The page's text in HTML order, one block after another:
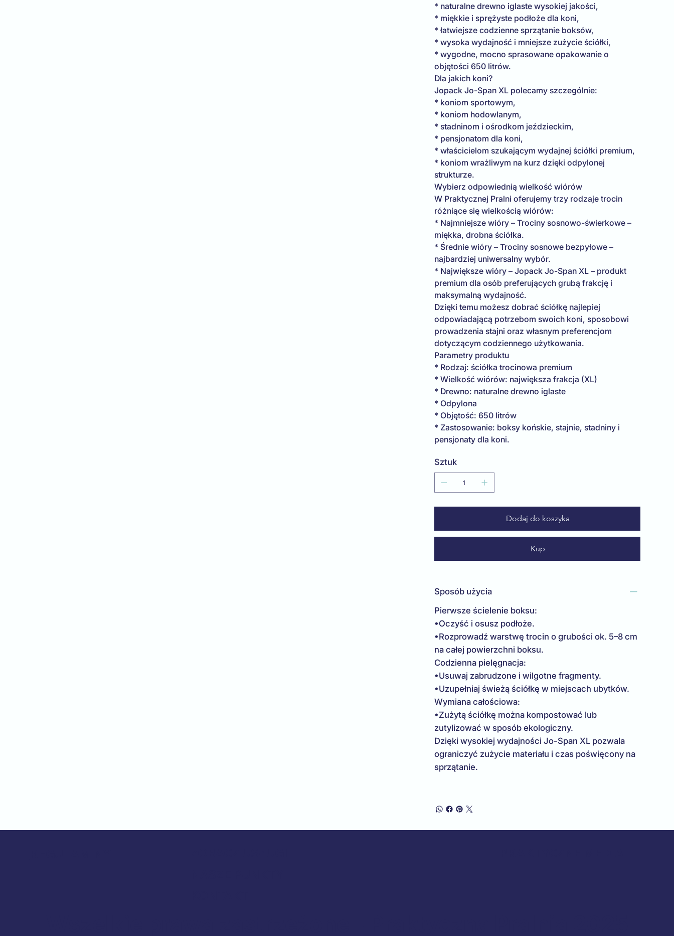
* naturalne drewno iglaste wysokiej jakości,
* miękkie i sprężyste podłoże dla koni,
* łatwiejsze codzienne sprzątanie boksów,
* wysoka wydajność i mniejsze zużycie ściółki,
* wygodne, mocno sprasowane opakowanie o
objętości 650 litrów.
Dla jakich koni?
Jopack Jo-Span XL polecamy szczególnie:
* koniom sportowym,
* koniom hodowlanym,
* stadninom i ośrodkom jeździeckim,
* pensjonatom dla koni,
* właścicielom szukającym wydajnej ściółki premium,
* koniom wrażliwym na kurz dzięki odpylonej
strukturze.
Wybierz odpowiednią wielkość wiórów
W Praktycznej Pralni oferujemy trzy rodzaje trocin
różniące się wielkością wiórów:
* Najmniejsze wióry – Trociny sosnowo-świerkowe –
miękka, drobna ściółka.
* Średnie wióry – Trociny sosnowe bezpyłowe –
najbardziej uniwersalny wybór.
* Największe wióry – Jopack Jo-Span XL – produkt
premium dla osób preferujących grubą frakcję i
maksymalną wydajność.
Dzięki temu możesz dobrać ściółkę najlepiej
odpowiadającą potrzebom swoich koni, sposobowi
prowadzenia stajni oraz własnym preferencjom
dotyczącym codziennego użytkowania.
Parametry produktu
* Rodzaj: ściółka trocinowa premium
* Wielkość wiórów: największa frakcja (XL)
* Drewno: naturalne drewno iglaste
* Odpylona
* Objętość: 650 litrów
* Zastosowanie: boksy końskie, stajnie, stadniny i
pensjonaty dla koni.
Sztuk
Dodaj do koszyka
Kup
Sposób użycia
Pierwsze ścielenie boksu:
•Oczyść i osusz podłoże.
•Rozprowadź warstwę trocin o grubości ok. 5–8 cm
na całej powierzchni boksu.
Codzienna pielęgnacja:
•Usuwaj zabrudzone i wilgotne fragmenty.
•Uzupełniaj świeżą ściółkę w miejscach ubytków.
Wymiana całościowa:
•Zużytą ściółkę można kompostować lub
zutylizować w sposób ekologiczny.
Dzięki wysokiej wydajności Jo-Span XL pozwala
ograniczyć zużycie materiału i czas poświęcony na
sprzątanie.